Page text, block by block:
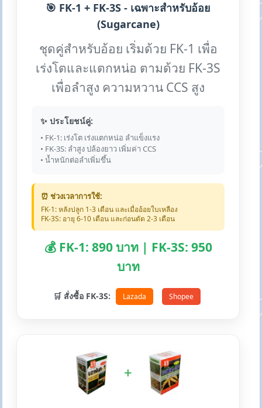
🎯 FK-1 + FK-3S - เฉพาะสำหรับอ้อย
(Sugarcane)
ชุดคู่สำหรับอ้อย เริ่มด้วย FK-1 เพื่อ
เร่งโตและแตกหน่อ ตามด้วย FK-3S
เพื่อลำสูง ความหวาน CCS สูง
✨ ประโยชน์คู่:
• FK-1: เร่งโต เร่งแตกหน่อ ลำแข็งแรง
• FK-3S: ลำสูง ปล้องยาว เพิ่มค่า CCS
• น้ำหนักต่อลำเพิ่มขึ้น
⏰ ช่วงเวลาการใช้:
FK-1: หลังปลูก 1-3 เดือน และเมื่ออ้อยใบเหลือง
FK-3S: อายุ 6-10 เดือน และก่อนตัด 2-3 เดือน
💰 FK-1: 890 บาท | FK-3S: 950
บาท
🛒 สั่งซื้อ FK-3S: Lazada Shopee
+